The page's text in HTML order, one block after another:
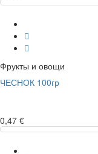
Фрукты и овощи
ЧЕСНОК 100гр
0,47 €